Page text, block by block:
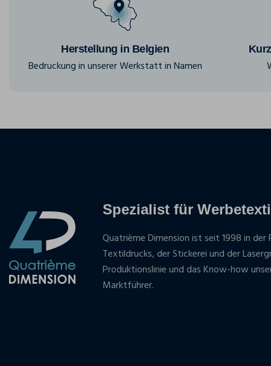
Herstellung in Belgien
Bedruckung in unserer Werkstatt in Namen
Spezialist für
Quatrième Dimension ist seit 1998 in der
Textildrucks, der Stickerei und der
Produktionslinie und das Know-how
Marktführer.